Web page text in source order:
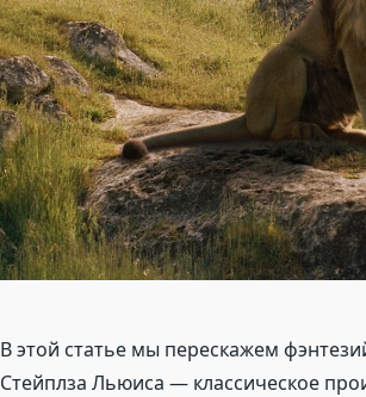
В этой статье мы перескажем
Стейплза Льюиса — классическое